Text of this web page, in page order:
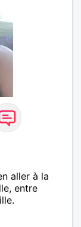
aller à la
entre